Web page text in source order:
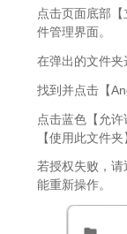
点击页面底部
件管理界面。
在弹出的文件夹
找到并点击【
点击蓝色【允
【使用此文件夹
若授权失败，
能重新操作。